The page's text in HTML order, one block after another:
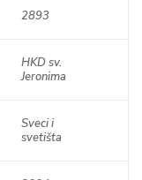
2893
HKD sv.
Jeronima
Sveci i
svetišta